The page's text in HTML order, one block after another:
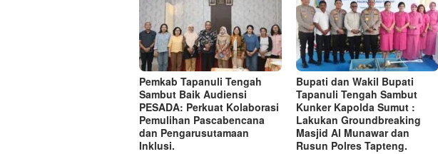
Pemkab Tapanuli Tengah
Sambut Baik Audiensi
PESADA: Perkuat Kolaborasi
Pemulihan Pascabencana
dan Pengarusutamaan
Inklusi.
Bupati dan Wakil Bupati
Tapanuli Tengah Sambut
Kunker Kapolda Sumut :
Lakukan Groundbreaking
Masjid Al Munawar dan
Rusun Polres Tapteng.